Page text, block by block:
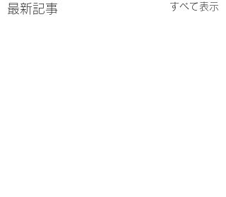
最新記事 すべて表示